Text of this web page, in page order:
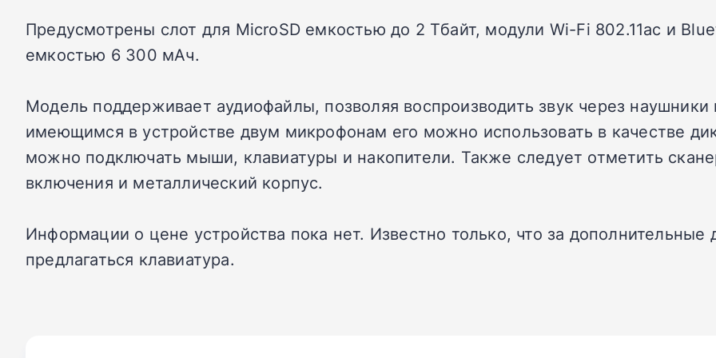
Предусмотрены слот для MicroSD емкостью до 2 Тбайт, модули Wi-Fi 802.11ac и
емкостью 6 300 мАч.
Модель поддерживает аудиофайлы, позволяя воспроизводить звук через
имеющимся в устройстве двум микрофонам его можно использовать в качестве
можно подключать мыши, клавиатуры и накопители. Также следует отметить
включения и металлический корпус.
Информации о цене устройства пока нет. Известно только, что за дополнительные
предлагаться клавиатура.